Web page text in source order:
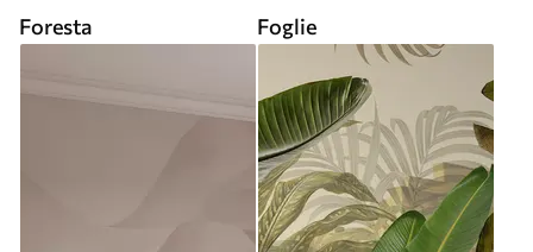
Foresta Foglie